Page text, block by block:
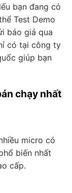
bạn đang có
Test Demo
báo giá qua
có tại công ty
giúp bạn
chạy nhất
micro có
biến nhất
cấp.